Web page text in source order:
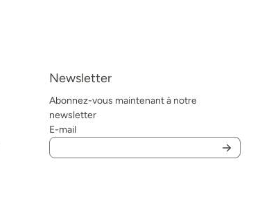
Newsletter
Abonnez-vous maintenant à notre
newsletter
E-mail